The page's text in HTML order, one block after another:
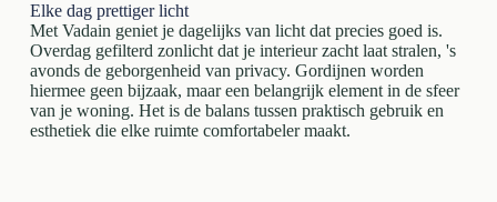
Elke dag prettiger licht
Met Vadain geniet je dagelijks van licht dat precies goed is.
Overdag gefilterd zonlicht dat je interieur zacht laat stralen, 's
avonds de geborgenheid van privacy. Gordijnen worden
hiermee geen bijzaak, maar een belangrijk element in de sfeer
van je woning. Het is de balans tussen praktisch gebruik en
esthetiek die elke ruimte comfortabeler maakt.